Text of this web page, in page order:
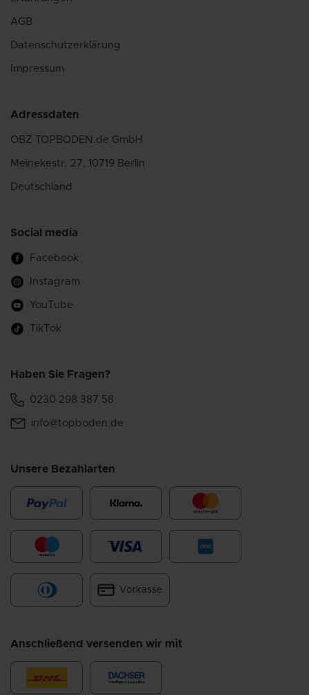
AGB
Datenschutzerklärung
Impressum
Adressdaten
OBZ TOPBODEN.de GmbH
Meinekestr. 27, 10719 Berlin
Deutschland
Social media
Facebook
Instagram
YouTube
TikTok
Haben Sie Fragen?
0230 298 387 58
info@topboden.de
Unsere Bezahlarten
Vorkasse
Anschließend versenden wir mit